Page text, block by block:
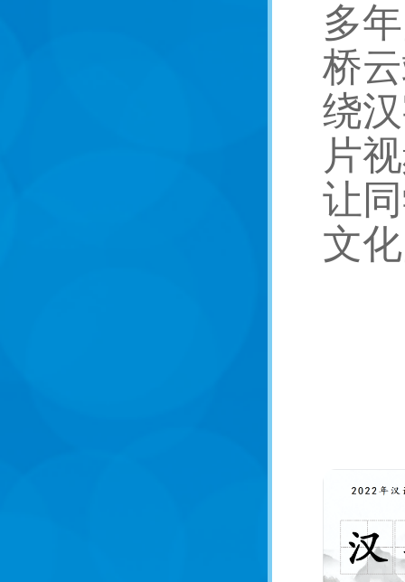
多
桥
绕
片
让
文